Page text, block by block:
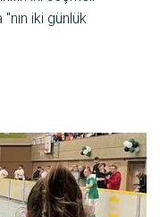
iki günlük